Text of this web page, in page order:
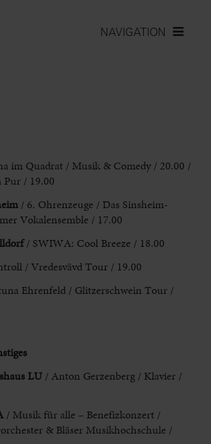
NAVIGATION
im Quadrat / Musik & Comedy / 20.00 /
Pur / 19.00
/ 6. Ohrenzeuge / Das Sinsheim-
Vokalensemble / 17.00
/ SWIWA: Cool Breeze / 18.00
/ Vredesvävd Tour / 19.00
Ehrenfeld / Glitzerschwein Tour /
LU / Anton Gerzenberg / Klavier /
/ Musik für alle – Benefizkonzert /
& Bläser Musikhochschule /